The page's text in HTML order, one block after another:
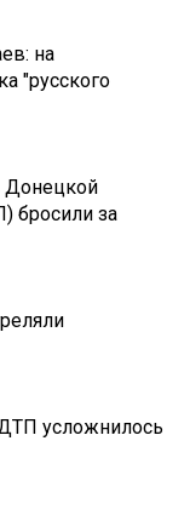
на
"русского
Донецкой
бросили за
усложнилось